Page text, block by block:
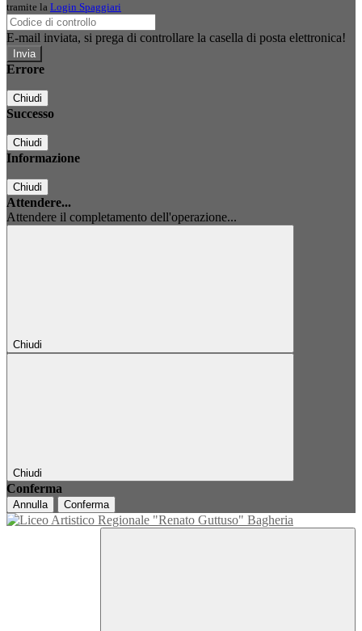
tramite la Login Spaggiari
E-mail inviata, si prega di controllare la casella di posta elettronica!
Errore
Chiudi
Successo
Chiudi
Informazione
Chiudi
Attendere...
Attendere il completamento dell'operazione...
Chiudi
Chiudi
Conferma
Annulla Conferma